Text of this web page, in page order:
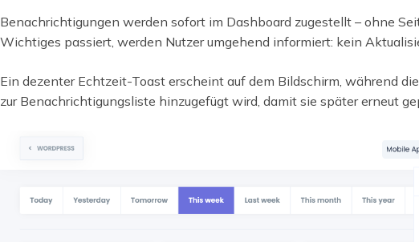
Benachrichtigungen werden sofort im Dashboard zugestellt – ohne
Wichtiges passiert, werden Nutzer umgehend informiert: kein
Ein dezenter Echtzeit-Toast erscheint auf dem Bildschirm, während
zur Benachrichtigungsliste hinzugefügt wird, damit sie später erneut